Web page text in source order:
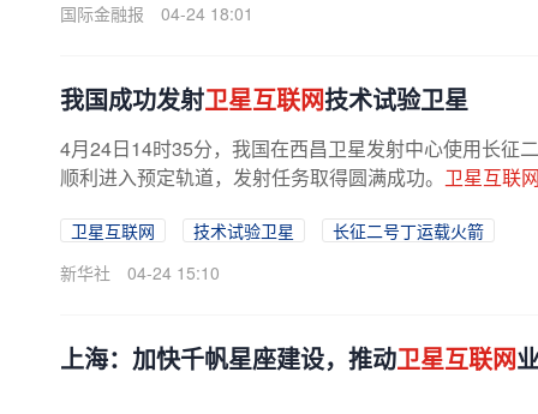
国际金融报
04-24 18:01
我国成功发射卫星互联网技术试验卫星
4月24日14时35分，我国在西昌卫星发射中心使用长征
顺利进入预定轨道，发射任务取得圆满成功。 卫星互联
卫星互联网 技术试验卫星
长征二号丁运载火箭
新华社
04-24 15:10
上海：加快千帆星座建设，推动卫星互联网